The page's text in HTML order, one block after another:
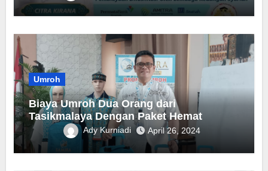
Umroh
Biaya Umroh Dua Orang dari
Tasikmalaya Dengan Paket Hemat
Ady Kurniadi April 26, 2024